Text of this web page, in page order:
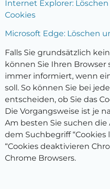
Internet Explorer:
Cookies
Microsoft Edge: Löschen
Falls Sie grundsätzlich
können Sie Ihren Browser
immer informiert, wenn
soll. So können Sie bei
entscheiden, ob Sie das
Die Vorgangsweise ist je
Am besten Sie suchen
dem Suchbegriff “Cookies
“Cookies deaktivieren
Chrome Browsers.